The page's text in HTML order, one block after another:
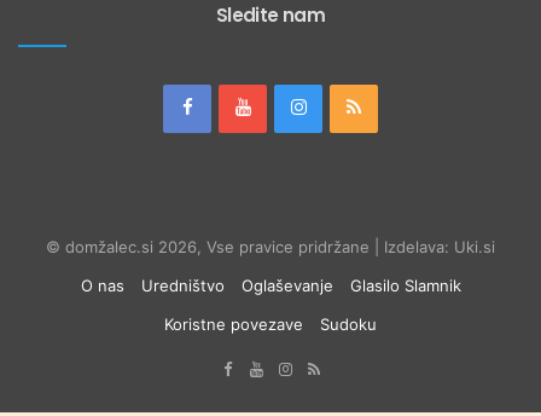
Sledite nam
© domžalec.si 2026, Vse pravice pridržane | Izdelava: Uki.si
O nas
Uredništvo Oglaševanje
Glasilo Slamnik
Koristne povezave
Sudoku